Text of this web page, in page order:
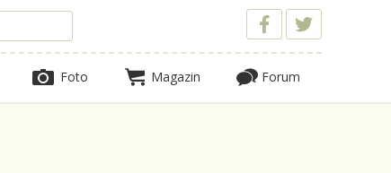
Foto Magazin Forum